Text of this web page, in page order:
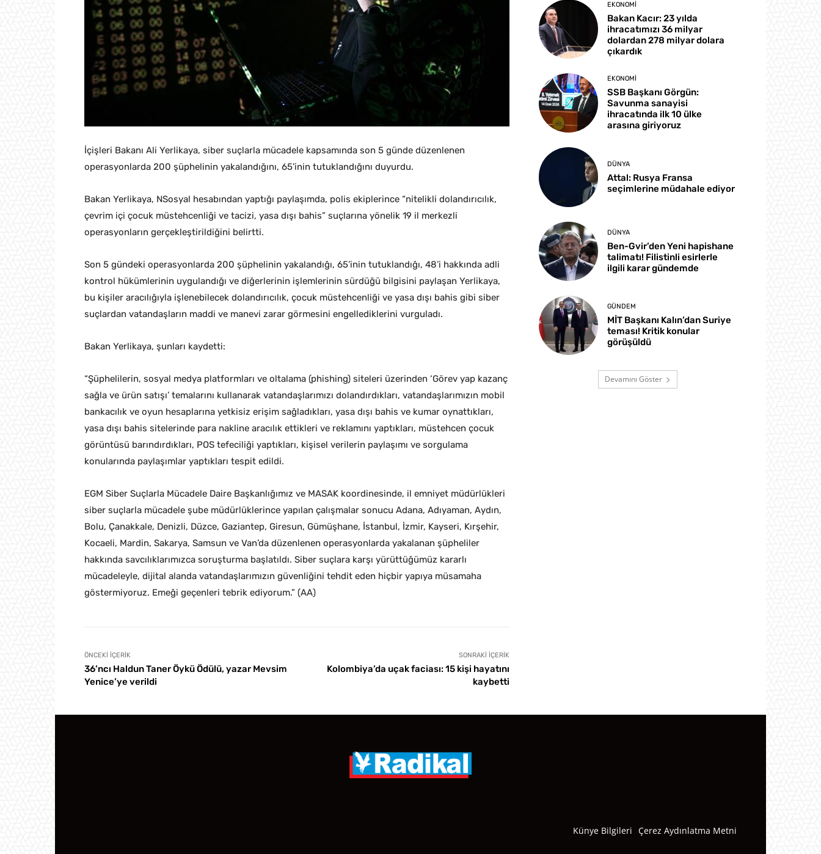
İçişleri Bakanı Ali Yerlikaya, siber suçlarla mücadele kapsamında son 5 günde düzenlenen
operasyonlarda 200 şüphelinin yakalandığını, 65’inin tutuklandığını duyurdu.
Bakan Yerlikaya, NSosyal hesabından yaptığı paylaşımda, polis ekiplerince “nitelikli dolandırıcılık,
çevrim içi çocuk müstehcenliği ve tacizi, yasa dışı bahis” suçlarına yönelik 19 il merkezli
operasyonların gerçekleştirildiğini belirtti.
Son 5 gündeki operasyonlarda 200 şüphelinin yakalandığı, 65’inin tutuklandığı, 48’i hakkında adli
kontrol hükümlerinin uygulandığı ve diğerlerinin işlemlerinin sürdüğü bilgisini paylaşan Yerlikaya,
bu kişiler aracılığıyla işlenebilecek dolandırıcılık, çocuk müstehcenliği ve yasa dışı bahis gibi siber
suçlardan vatandaşların maddi ve manevi zarar görmesini engellediklerini vurguladı.
Bakan Yerlikaya, şunları kaydetti:
“Şüphelilerin, sosyal medya platformları ve oltalama (phishing) siteleri üzerinden ‘Görev yap kazanç
sağla ve ürün satışı’ temalarını kullanarak vatandaşlarımızı dolandırdıkları, vatandaşlarımızın mobil
bankacılık ve oyun hesaplarına yetkisiz erişim sağladıkları, yasa dışı bahis ve kumar oynattıkları,
yasa dışı bahis sitelerinde para nakline aracılık ettikleri ve reklamını yaptıkları, müstehcen çocuk
görüntüsü barındırdıkları, POS tefeciliği yaptıkları, kişisel verilerin paylaşımı ve sorgulama
konularında paylaşımlar yaptıkları tespit edildi.
EGM Siber Suçlarla Mücadele Daire Başkanlığımız ve MASAK koordinesinde, il emniyet müdürlükleri
siber suçlarla mücadele şube müdürlüklerince yapılan çalışmalar sonucu Adana, Adıyaman, Aydın,
Bolu, Çanakkale, Denizli, Düzce, Gaziantep, Giresun, Gümüşhane, İstanbul, İzmir, Kayseri, Kırşehir,
Kocaeli, Mardin, Sakarya, Samsun ve Van’da düzenlenen operasyonlarda yakalanan şüpheliler
hakkında savcılıklarımızca soruşturma başlatıldı. Siber suçlara karşı yürüttüğümüz kararlı
mücadeleyle, dijital alanda vatandaşlarımızın güvenliğini tehdit eden hiçbir yapıya müsamaha
göstermiyoruz. Emeği geçenleri tebrik ediyorum.” (AA)
ÖNCEKI İÇERIK
36’ncı Haldun Taner Öykü Ödülü, yazar Mevsim
Yenice’ye verildi
SONRAKI İÇERIK
Kolombiya’da uçak faciası: 15 kişi hayatını
kaybetti
EKONOMI
Bakan Kacır: 23 yılda
ihracatımızı 36 milyar
dolardan 278 milyar dolara
çıkardık
EKONOMI
SSB Başkanı Görgün:
Savunma sanayisi
ihracatında ilk 10 ülke
arasına giriyoruz
DÜNYA
Attal: Rusya Fransa
seçimlerine müdahale ediyor
DÜNYA
Ben-Gvir’den Yeni hapishane
talimatı! Filistinli esirlerle
ilgili karar gündemde
GÜNDEM
MİT Başkanı Kalın’dan Suriye
teması! Kritik konular
görüşüldü
Devamını Göster
Künye Bilgileri Çerez Aydınlatma Metni